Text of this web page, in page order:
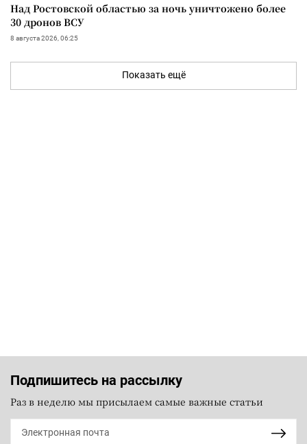
Над Ростовской областью за ночь уничтожено более
30 дронов ВСУ
8 августа 2026, 06:25
Показать ещё
Подпишитесь на рассылку
Раз в неделю мы присылаем самые важные статьи